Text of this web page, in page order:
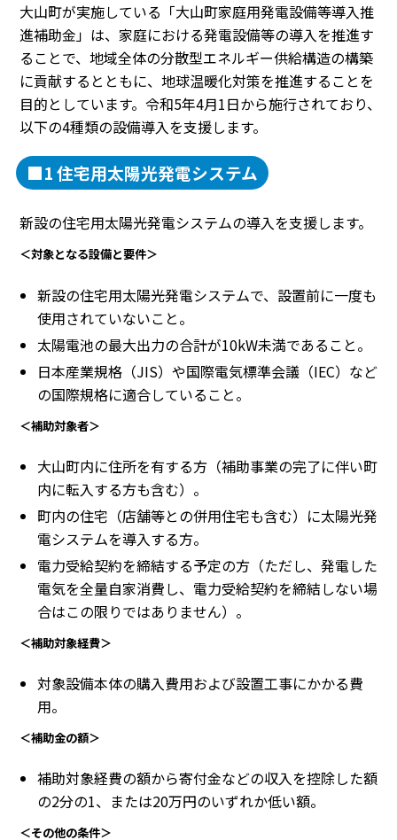
大山町が実施している「大山町家庭用発電設備等導入推
進補助金」は、家庭における発電設備等の導入を推進す
ることで、地域全体の分散型エネルギー供給構造の構築
に貢献するとともに、地球温暖化対策を推進することを
目的としています。令和5年4月1日から施行されており、
以下の4種類の設備導入を支援します。
■1 住宅用太陽光発電システム
新設の住宅用太陽光発電システムの導入を支援します。
＜対象となる設備と要件＞
新設の住宅用太陽光発電システムで、設置前に一度も
使用されていないこと。
太陽電池の最大出力の合計が10kW未満であること。
日本産業規格（JIS）や国際電気標準会議（IEC）など
の国際規格に適合していること。
＜補助対象者＞
大山町内に住所を有する方（補助事業の完了に伴い町
内に転入する方も含む）。
町内の住宅（店舗等との併用住宅も含む）に太陽光発
電システムを導入する方。
電力受給契約を締結する予定の方（ただし、発電した
電気を全量自家消費し、電力受給契約を締結しない場
合はこの限りではありません）。
＜補助対象経費＞
対象設備本体の購入費用および設置工事にかかる費
用。
＜補助金の額＞
補助対象経費の額から寄付金などの収入を控除した額
の2分の1、または20万円のいずれか低い額。
＜その他の条件＞